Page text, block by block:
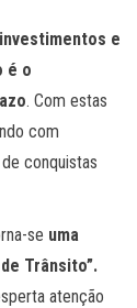
e
é o
. Com estas
com
conquistas
se uma
Trânsito”.
atenção